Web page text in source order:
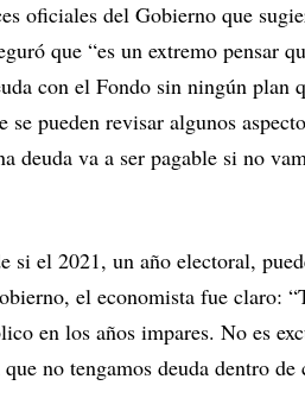
oficiales del Gobierno que
que “es un extremo pensar
con el Fondo sin ningún plan
se pueden revisar algunos
deuda va a ser pagable si no
si el 2021, un año electoral,
el economista fue claro:
en los años impares. No es
no tengamos deuda dentro de